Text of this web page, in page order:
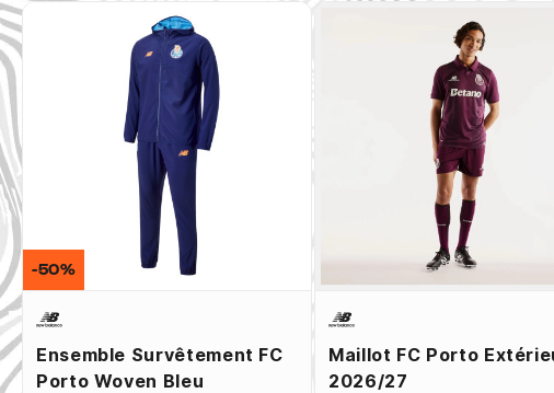
Ensemble Survêtement FC
Porto Woven Bleu
-50%
Maillot FC Porto
2026/27